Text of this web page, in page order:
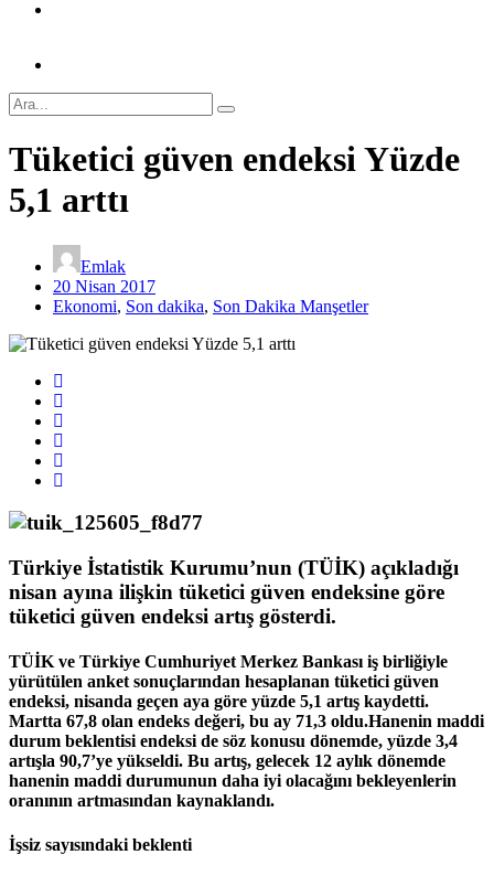
Tüketici güven endeksi Yüzde
5,1 arttı
Emlak
20 Nisan 2017
Ekonomi, Son dakika, Son Dakika Manşetler
Türkiye İstatistik Kurumu’nun (TÜİK) açıkladığı
nisan ayına ilişkin tüketici güven endeksine göre
tüketici güven endeksi artış gösterdi.
TÜİK ve Türkiye Cumhuriyet Merkez Bankası iş birliğiyle
yürütülen anket sonuçlarından hesaplanan tüketici güven
endeksi, nisanda geçen aya göre yüzde 5,1 artış kaydetti.
Martta 67,8 olan endeks değeri, bu ay 71,3 oldu.Hanenin maddi
durum beklentisi endeksi de söz konusu dönemde, yüzde 3,4
artışla 90,7’ye yükseldi. Bu artış, gelecek 12 aylık dönemde
hanenin maddi durumunun daha iyi olacağını bekleyenlerin
oranının artmasından kaynaklandı.
İşsiz sayısındaki beklenti